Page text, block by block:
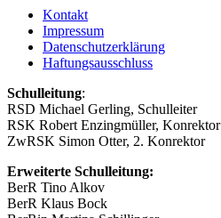
Kontakt
Impressum
Datenschutzerklärung
Haftungsausschluss
Schulleitung:
RSD Michael Gerling, Schulleiter
RSK Robert Enzingmüller, Konrektor
ZwRSK Simon Otter, 2. Konrektor
Erweiterte Schulleitung:
BerR Tino Alkov
BerR Klaus Bock